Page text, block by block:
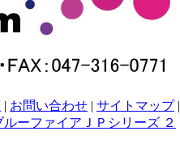
| お問い合わせ | サイトマップ|
ルーファイアＪＰシリーズ ２